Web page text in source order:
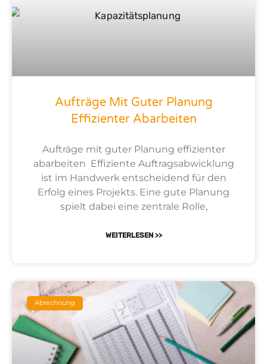
Aufträge Mit Guter Planung
Effizienter Abarbeiten
Aufträge mit guter Planung effizienter
abarbeiten Effiziente Auftragsabwicklung
ist im Handwerk entscheidend für den
Erfolg eines Projekts. Eine gute Planung
spielt dabei eine zentrale Rolle,
WEITERLESEN >>
Abrechnung